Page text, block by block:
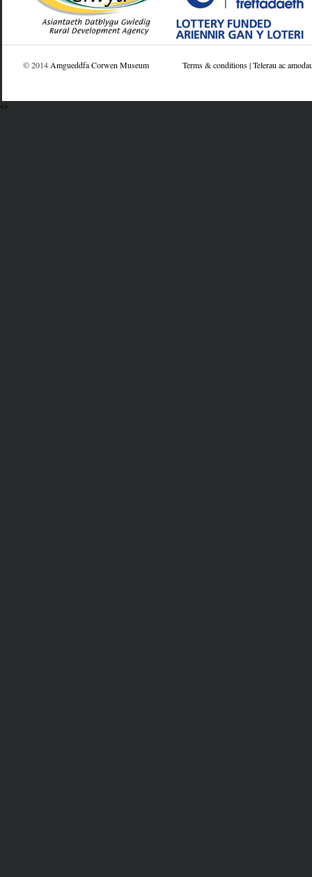
© 2014 Amgueddfa Corwen Museum Terms & conditions | Telerau ac
<>